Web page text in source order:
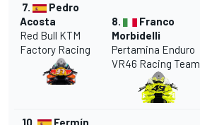
7.
Pedro
Acosta
Red Bull KTM
Factory Racing
8.
Franco
Morbidelli
Pertamina Enduro
VR46 Racing Team
10. Fermín